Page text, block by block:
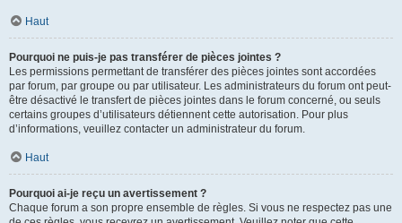
Haut
Pourquoi ne puis-je pas transférer de pièces jointes ?
Les permissions permettant de transférer des pièces jointes sont accordées
par forum, par groupe ou par utilisateur. Les administrateurs du forum ont peut-
être désactivé le transfert de pièces jointes dans le forum concerné, ou seuls
certains groupes d’utilisateurs détiennent cette autorisation. Pour plus
d’informations, veuillez contacter un administrateur du forum.
Haut
Pourquoi ai-je reçu un avertissement ?
Chaque forum a son propre ensemble de règles. Si vous ne respectez pas une